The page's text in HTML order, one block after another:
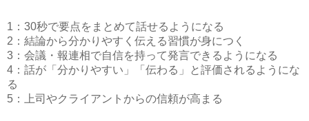
1：30秒で要点をまとめて話せるようになる
2：結論から分かりやすく伝える習慣が身につく
3：会議・報連相で自信を持って発言できるようになる
4：話が「分かりやすい」「伝わる」と評価されるようにな
る
5：上司やクライアントからの信頼が高まる